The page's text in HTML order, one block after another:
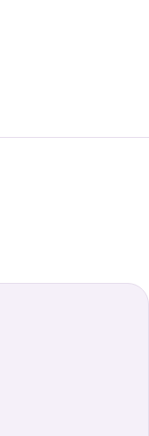
per ricevere